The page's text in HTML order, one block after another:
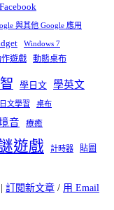
Facebook
與其他 Google 應用
Windows 7
遊戲 動態桌布
學日文 學英文
日文學習 桌布
音 療癒
遊戲 計時器
貼圖
訂閱新文章 / 用 Email